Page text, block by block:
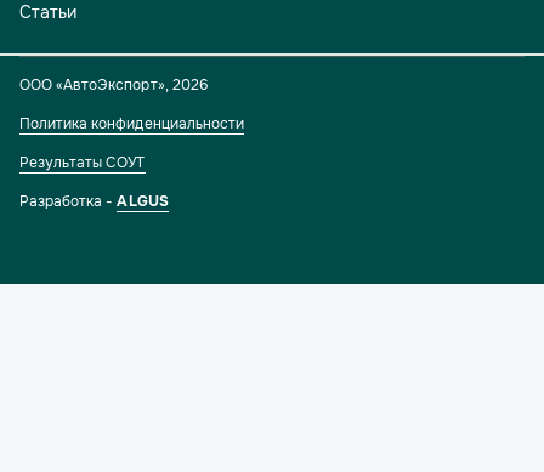
Статьи
ООО «АвтоЭкспорт»,2026
Политика конфиденциальности
Результаты СОУТ
Разработка -ALGUS